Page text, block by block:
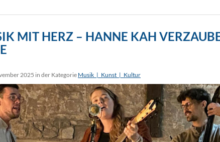
MIT HERZ – HANNE KAH
2025 in der KategorieMusik_|_Kunst_|_Kultur